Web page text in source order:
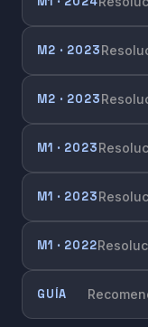
M2 · 2023
M2 · 2023
M1 · 2023
M1 · 2023
M1 · 2022
GUÍA